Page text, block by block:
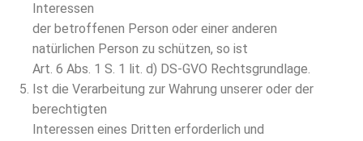
Interessen
der betroffenen Person oder einer anderen
natürlichen Person zu schützen, so ist
Art. 6 Abs. 1 S. 1 lit. d) DS-GVO Rechtsgrundlage.
Ist die Verarbeitung zur Wahrung unserer oder der
berechtigten
Interessen eines Dritten erforderlich und